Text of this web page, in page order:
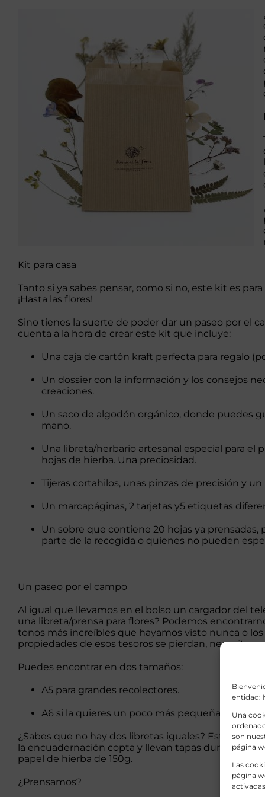
entidad:
Una
son
página
Las
página
Kit para casa
Tanto si ya sabes pensar, como si no, este kit es
¡Hasta las flores!
Sino tienes la suerte de poder dar un paseo por el
cuenta a la hora de crear este kit que incluye:
Una caja de cartón kraft perfecta para regalo
Un dossier con la información y los consejos
creaciones.
Un saco de algodón orgánico, donde puedes
mano.
Una libreta/herbario artesanal especial para el
hojas de hierba. Una preciosidad.
Tijeras cortahilos, unas pinzas de precisión y un
Un marcapáginas, 2 tarjetas y5 etiquetas
Un sobre que contiene 20 hojas ya
parte de la recogida o quienes no pueden
Un paseo por el campo
Al igual que llevamos en el bolso un cargador del
una libreta/prensa para flores? Podemos
tonos más increíbles que hayamos visto nunca o
propiedades de esos tesoros se pierdan, necesitas
Puedes encontrar en dos tamaños:
A5 para grandes recolectores.
A6 si la quieres un poco más pequeña.
¿Sabes que no hay dos libretas iguales? Están
la encuadernación copta y llevan tapas duras
papel de hierba de 150g.
¿Prensamos?